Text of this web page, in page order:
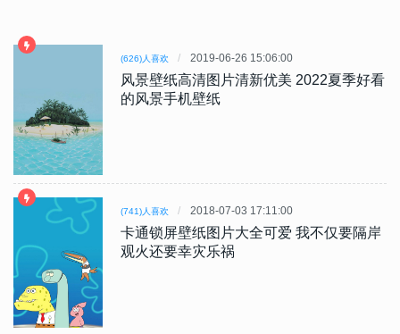
(626)人喜欢 2019-06-26 15:06:00
风景壁纸高清图片清新优美 2022夏季好看
的风景手机壁纸
(741)人喜欢 2018-07-03 17:11:00
卡通锁屏壁纸图片大全可爱 我不仅要隔岸
观火还要幸灾乐祸